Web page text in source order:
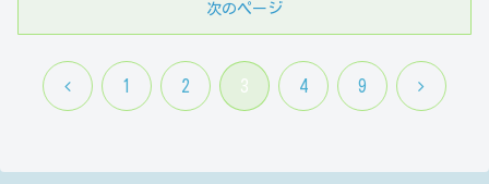
次のページ
前 1 2 3 4 9 次